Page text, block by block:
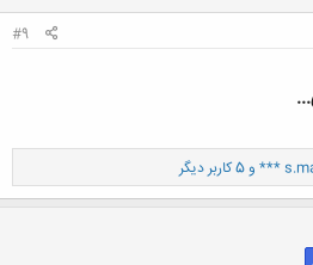
#9
*** و 5 کاربر دیگر